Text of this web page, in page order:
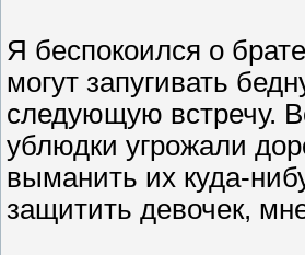
Я беспокоился о
могут запугивать
следующую встречу.
ублюдки угрожали
выманить их куда-
защитить девочек,